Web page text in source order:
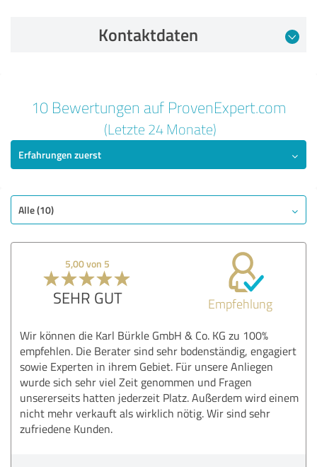
Kontaktdaten
SEHR GUT
Nutzen
Leistungen
Umsetzung
Beratung
Bewertung anzeigen
10 Bewertungen auf ProvenExpert.com
(Letzte 24 Monate)
Erfahrungen zuerst
Alle (10)
5,00 von 5
SEHR GUT Empfehlung
Wir können die Karl Bürkle GmbH & Co. KG zu 100%
empfehlen. Die Berater sind sehr bodenständig, engagiert
sowie Experten in ihrem Gebiet. Für unsere Anliegen
wurde sich sehr viel Zeit genommen und Fragen
unsererseits hatten jederzeit Platz. Außerdem wird einem
nicht mehr verkauft als wirklich nötig. Wir sind sehr
zufriedene Kunden.